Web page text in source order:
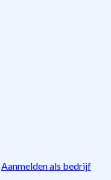
Aanmelden als bedrijf